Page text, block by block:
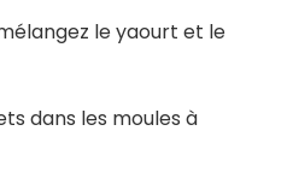
le yaourt et le
dans les moules à